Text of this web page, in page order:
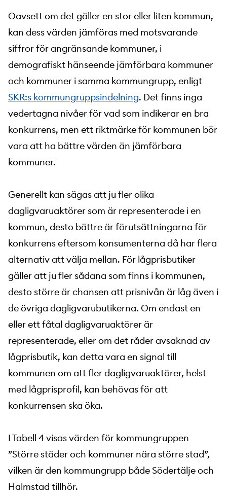
Oavsett om det gäller en stor eller liten kommun,
kan dess värden jämföras med motsvarande
siffror för angränsande kommuner, i
demografiskt hänseende jämförbara kommuner
och kommuner i samma kommungrupp, enligt
SKR:s kommungruppsindelning. Det finns inga
vedertagna nivåer för vad som indikerar en bra
konkurrens, men ett riktmärke för kommunen bör
vara att ha bättre värden än jämförbara
kommuner.
Generellt kan sägas att ju fler olika
dagligvaruaktörer som är representerade i en
kommun, desto bättre är förutsättningarna för
konkurrens eftersom konsumenterna då har flera
alternativ att välja mellan. För lågprisbutiker
gäller att ju fler sådana som finns i kommunen,
desto större är chansen att prisnivån är låg även i
de övriga dagligvarubutikerna. Om endast en
eller ett fåtal dagligvaruaktörer är
representerade, eller om det råder avsaknad av
lågprisbutik, kan detta vara en signal till
kommunen om att fler dagligvaruaktörer, helst
med lågprisprofil, kan behövas för att
konkurrensen ska öka.
I Tabell 4 visas värden för kommungruppen
”Större städer och kommuner nära större stad”,
vilken är den kommungrupp både Södertälje och
Halmstad tillhör.